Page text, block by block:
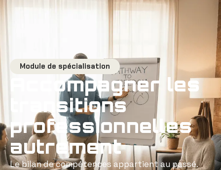
Module de spécialisation
Accompagner les
transitions
professionnelles
autrement
Le bilan de compétences appartient au passé.